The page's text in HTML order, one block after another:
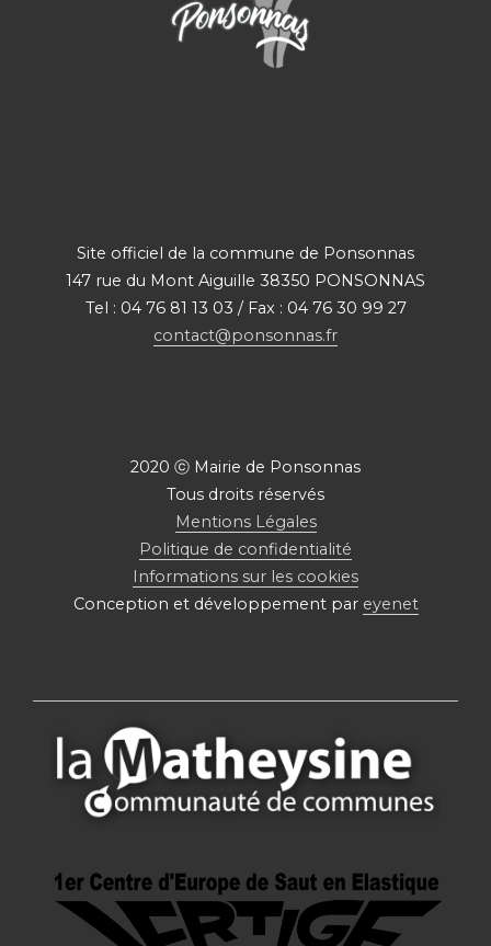
Site officiel de la commune de Ponsonnas
147 rue du Mont Aiguille 38350 PONSONNAS
Tel : 04 76 81 13 03 / Fax : 04 76 30 99 27
contact@ponsonnas.fr
2020 ⓒ Mairie de Ponsonnas
Tous droits réservés
Mentions Légales
Politique de confidentialité
Informations sur les cookies
Conception et développement par eyenet